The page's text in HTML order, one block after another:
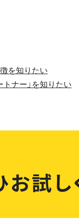
を知りたい
ナー」を知りたい
お試し